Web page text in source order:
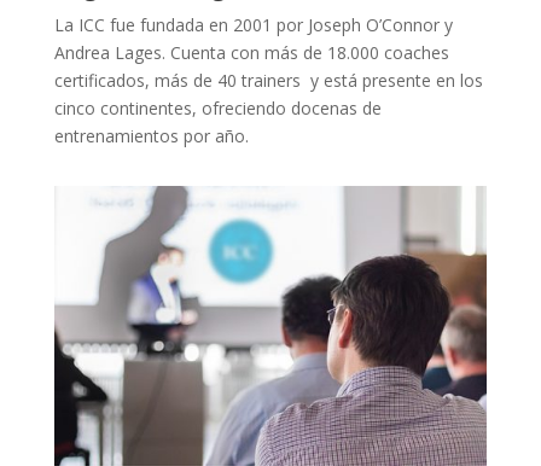
La ICC fue fundada en 2001 por Joseph O’Connor y
Andrea Lages. Cuenta con más de 18.000 coaches
certificados, más de 40 trainers y está presente en los
cinco continentes, ofreciendo docenas de
entrenamientos por año.